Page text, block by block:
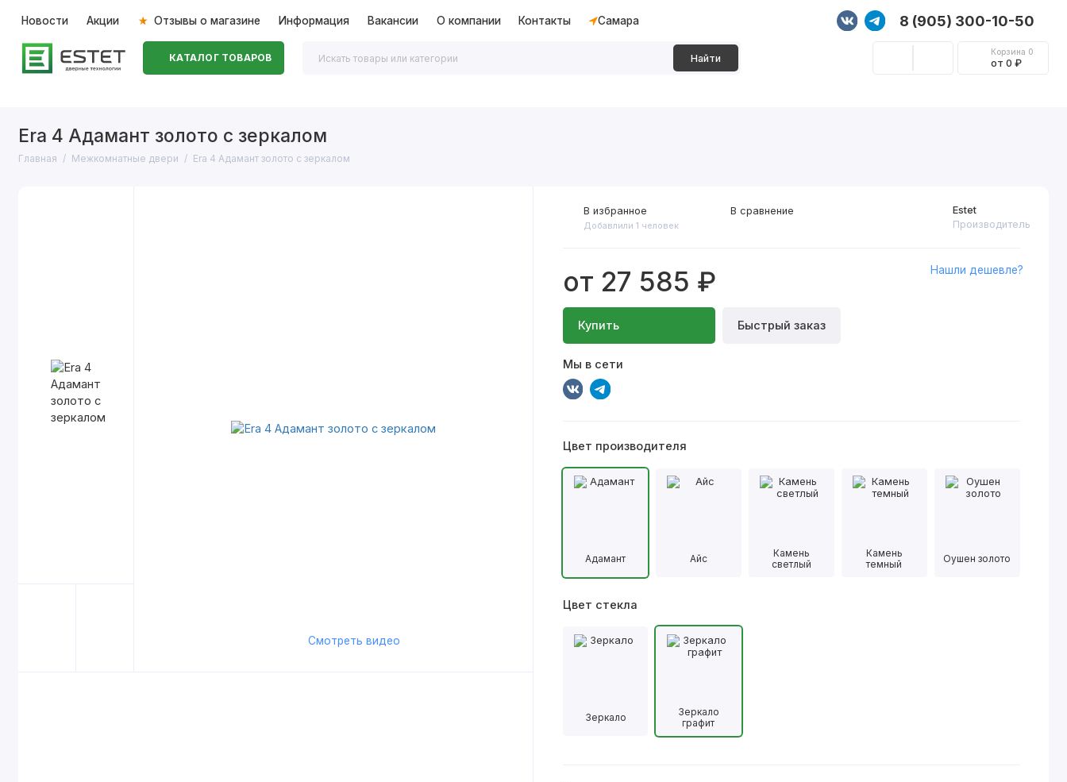
Новости Акции Отзывы о магазине Информация Вакансии О компании Контакты Самара 8 (905) 300-10-50
КАТАЛОГ ТОВАРОВ Найти
Корзина 0
от 0 ₽
Era 4 Адамант золото с зеркалом
Главная Межкомнатные двери Era 4 Адамант золото с зеркалом
Смотреть видео
Estet
Производитель
от 27 585 ₽
Купить Быстрый заказ
Нашли дешевле?
Мы в сети
В избранное
Добавлили 1 человек
В сравнение
Цвет производителя
Адамант Айс
Камень
светлый
Камень
темный
Оушен золото
Цвет стекла
Зеркало
Зеркало
графит